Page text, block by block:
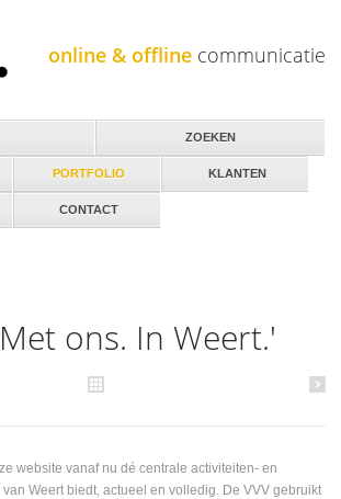
online & offline communicatie
ons. In Weert.'
website vanaf nu dé centrale activiteiten- en
Weert biedt, actueel en volledig. De VVV gebruikt
PORTFOLIO KLANTEN
CONTACT
ZOEKEN